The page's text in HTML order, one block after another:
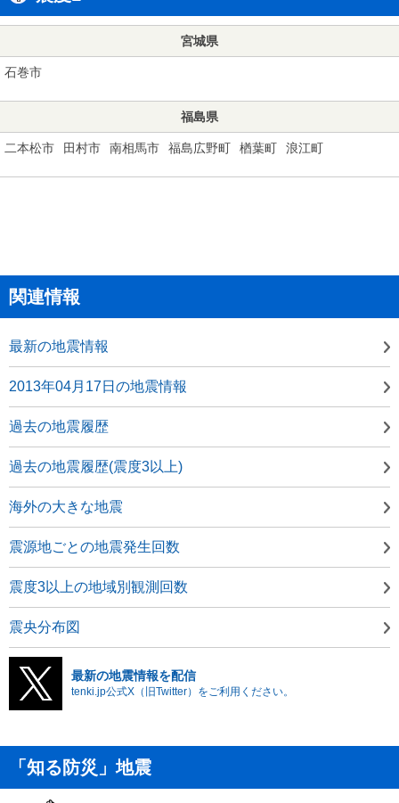
宮城県
石巻市
福島県
二本松市 田村市 南相馬市 福島広野町 楢葉町 浪江町
関連情報
最新の地震情報
2013年04月17日の地震情報
過去の地震履歴
過去の地震履歴(震度3以上)
海外の大きな地震
震源地ごとの地震発生回数
震度3以上の地域別観測回数
震央分布図
最新の地震情報を配信
tenki.jp公式X（旧Twitter）をご利用ください。
「知る防災」地震